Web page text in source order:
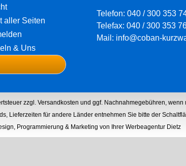
aller Seiten
& Uns
Telefon: 040 / 300 353
Telefax: 040 / 300 353
Mail: info@coban-
zzgl. Versandkosten und ggf. Nachnahmegebühren, wenn
Lieferzeiten für andere Länder entnehmen Sie bitte der
Programmierung & Marketing von Ihrer Werbeagentur Dietz